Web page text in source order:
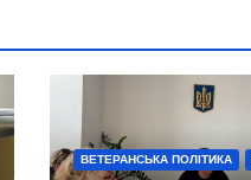
ВЕТЕРАНСЬКА ПОЛІТИКА